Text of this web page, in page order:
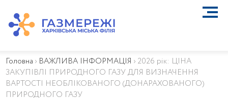
ПРО КОМПАНІЮ
ВАЖЛИВА ІНФОРМАЦІЯ
КОНТАКТИ
КАР’ЄРА
Головна › ВАЖЛИВА ІНФОРМАЦІЯ › 2026 рік: ЦІНА
ЗАКУПІВЛІ ПРИРОДНОГО ГАЗУ ДЛЯ ВИЗНАЧЕННЯ
ВАРТОСТІ НЕОБЛІКОВАНОГО (ДОНАРАХОВАНОГО)
ПРИРОДНОГО ГАЗУ